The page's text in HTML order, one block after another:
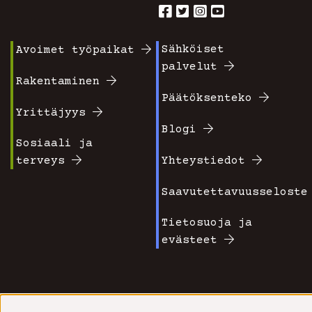
valikko
1
Avoimet työpaikat
Rakentaminen
Yrittäjyys
Sosiaali ja
terveys
Footer
2
Sähköiset
palvelut
Päätöksenteko
Blogi
Yhteystiedot
Saavutettavuusseloste
Tietosuoja ja
evästeet